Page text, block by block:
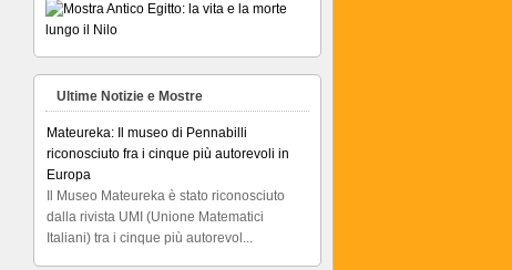
Ultime Notizie e Mostre
Mateureka: Il museo di Pennabilli
riconosciuto fra i cinque più autorevoli in
Europa
Il Museo Mateureka è stato riconosciuto
dalla rivista UMI (Unione Matematici
Italiani) tra i cinque più autorevol...